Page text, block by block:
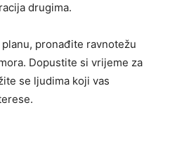
drugima.
planu, pronađite ravnotežu
Dopustite si vrijeme za
se ljudima koji vas